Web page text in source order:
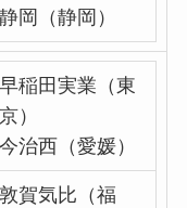
静岡（静岡）
早稲田実業（東
京）
今治西（愛媛）
敦賀気比（福